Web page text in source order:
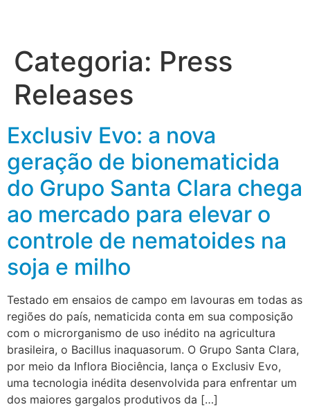
Categoria: Press
Releases
Exclusiv Evo: a nova
geração de bionematicida
do Grupo Santa Clara chega
ao mercado para elevar o
controle de nematoides na
soja e milho
Testado em ensaios de campo em lavouras em todas as
regiões do país, nematicida conta em sua composição
com o microrganismo de uso inédito na agricultura
brasileira, o Bacillus inaquasorum. O Grupo Santa Clara,
por meio da Inflora Biociência, lança o Exclusiv Evo,
uma tecnologia inédita desenvolvida para enfrentar um
dos maiores gargalos produtivos da […]